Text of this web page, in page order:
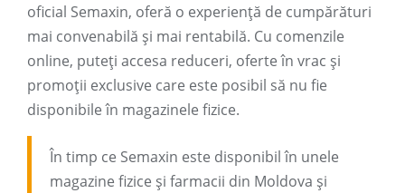
oficial Semaxin, oferă o experiență de cumpărături
mai convenabilă și mai rentabilă. Cu comenzile
online, puteți accesa reduceri, oferte în vrac și
promoții exclusive care este posibil să nu fie
disponibile în magazinele fizice.
În timp ce Semaxin este disponibil în unele
magazine fizice și farmacii din Moldova și